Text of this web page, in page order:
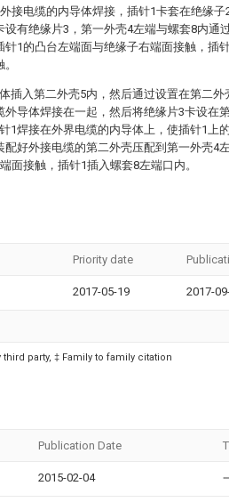
接电缆的内导体焊接，插针1卡套在绝缘子
有绝缘片3，第一外壳4左端与螺套8内通
针1的凸台左端面与绝缘子右端面接触，插
插入第二外壳5内，然后通过设置在第二外
外导体焊接在一起，然后将绝缘片3卡设在
1焊接在外界电缆的内导体上，使插针1上
好外接电缆的第二外壳压配到第一外壳4
面接触，插针1插入螺套8左端口内。
Priority date
2017-05-19 2017-
party, ‡ Family to family citation
Publication Date
2015-02-04